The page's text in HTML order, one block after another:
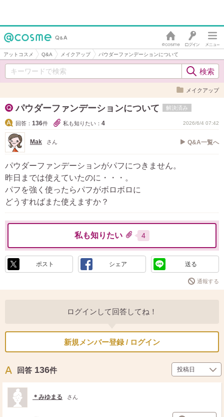
アットコスメ Q&A メイクアップ パウダーファンデーションについて
メイクアップ
パウダーファンデーションについて 解決済み
回答： 136件 私も知りたい： 4 2026/6/4 07:42
Mak さん Q&A一覧へ
パウダーファンデーションがパフにつきません。
昨日までは使えていたのに・・・。
パフを強く使ったらパフがボロボロに
どうすればまた使えますか？
私も知りたい 4
ポスト シェア 送る
通報する
ログインして回答してね！
新規メンバー登録 / ログイン
回答 136件
＊みゆまる さん